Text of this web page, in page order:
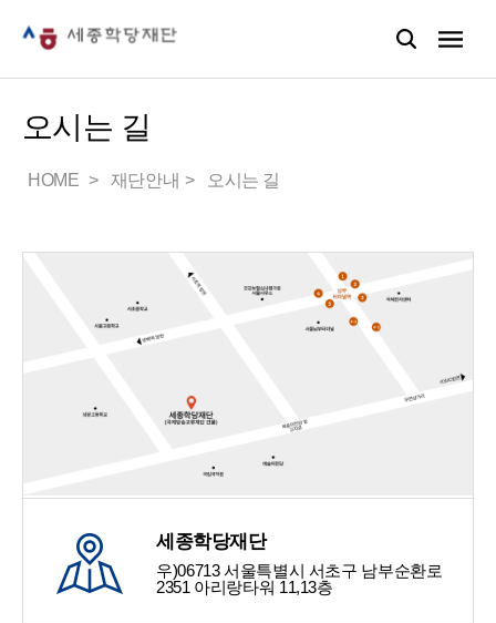
오시는 길
HOME 재단안내 오시는 길
세종학당재단
우)06713 서울특별시 서초구 남부순환로
2351 아리랑타워 11,13층